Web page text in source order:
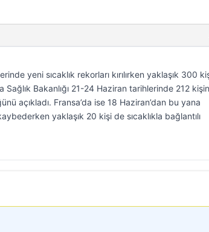
yeni sıcaklık rekorları kırılırken yaklaşık 300
Sağlık Bakanlığı 21-24 Haziran tarihlerinde 212
açıkladı. Fransa’da ise 18 Haziran’dan bu yana
yaklaşık 20 kişi de sıcaklıkla bağlantılı